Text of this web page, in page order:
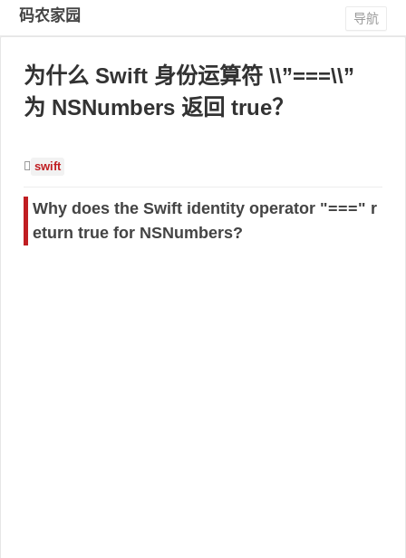
码农家园 导航
为什么 Swift 身份运算符 \\”===\\”
为 NSNumbers 返回 true？
swift
Why does the Swift identity operator "===" r
eturn true for NSNumbers?